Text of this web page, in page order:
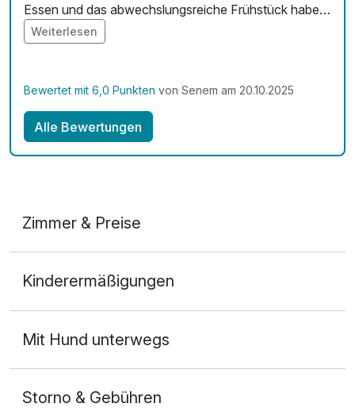
Essen und das abwechslungsreiche Frühstück haben
uns begeistert. Insgesamt ein sehr erholsamer
Aufenthalt.
Weiterlesen
Bewertet mit 6,0 Punkten von Senem am 20.10.2025
Alle Bewertungen
Zimmer & Preise
2 Erwachsene und 1 Kind
Kinderermäßigungen
Mit Hund unterwegs
Storno & Gebühren